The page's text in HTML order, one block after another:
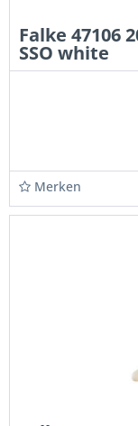
Falke 47106
SSO white
Merken